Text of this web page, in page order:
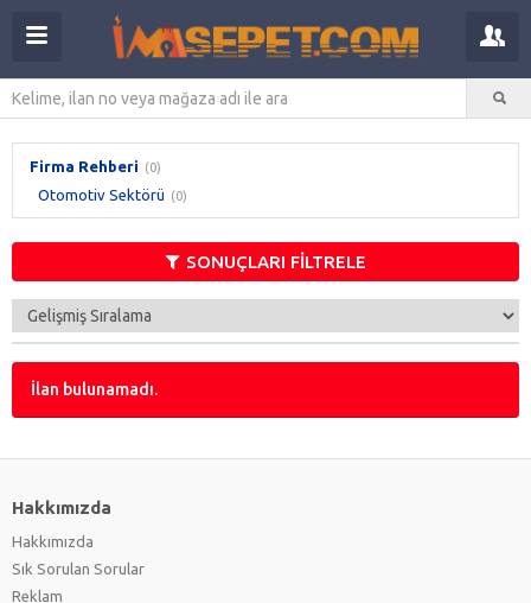
Firma Rehberi (0)
Otomotiv Sektörü (0)
SONUÇLARI FİLTRELE
İlan bulunamadı.
Hakkımızda
Hakkımızda
Sık Sorulan Sorular
Reklam